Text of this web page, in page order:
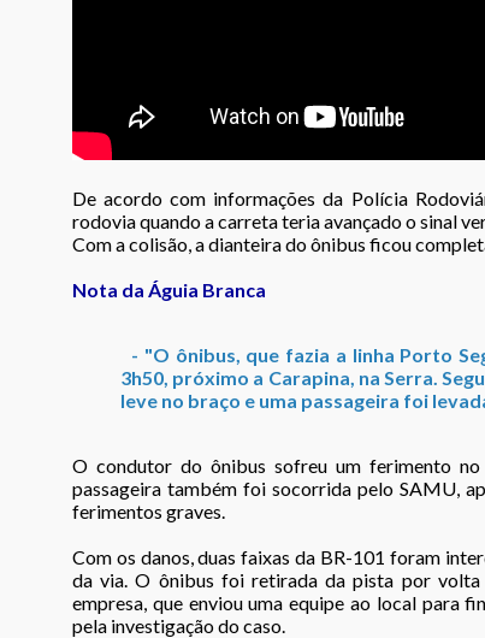
De acordo com informações da Polícia
rodovia quando a carreta teria avançado o sinal
Com a colisão, a dianteira do ônibus ficou
Nota da Águia Branca
- "O ônibus, que fazia a linha Porto
3h50, próximo a Carapina, na Serra.
leve no braço e uma passageira foi
O condutor do ônibus sofreu um ferimento
passageira também foi socorrida pelo SAMU,
ferimentos graves.
Com os danos, duas faixas da BR-101 foram
da via. O ônibus foi retirada da pista por volta
empresa, que enviou uma equipe ao local para
pela investigação do caso.